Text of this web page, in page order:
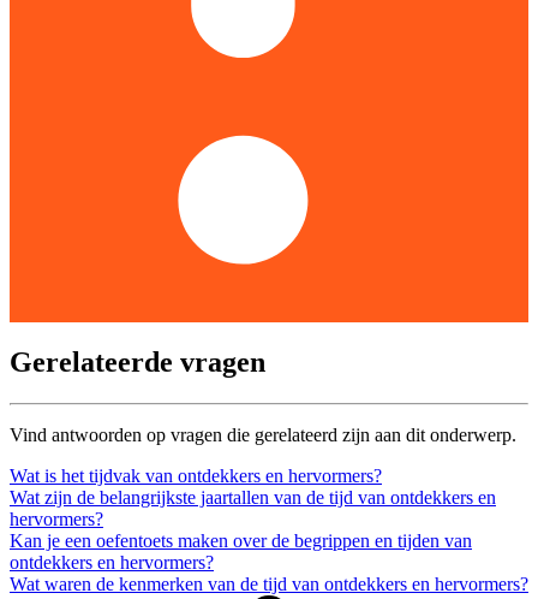
Gerelateerde vragen
Vind antwoorden op vragen die gerelateerd zijn aan dit onderwerp.
Wat is het tijdvak van ontdekkers en hervormers?
Wat zijn de belangrijkste jaartallen van de tijd van ontdekkers en
hervormers?
Kan je een oefentoets maken over de begrippen en tijden van
ontdekkers en hervormers?
Wat waren de kenmerken van de tijd van ontdekkers en hervormers?